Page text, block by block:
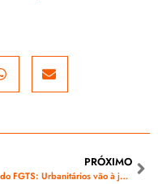
PRÓXIMO
Ação do FGTS: Urbanitários vão à justiça pela recomposição das perdas